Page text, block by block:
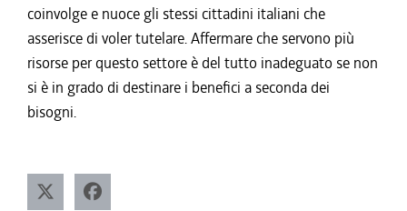
coinvolge e nuoce gli stessi cittadini italiani che
asserisce di voler tutelare. Affermare che servono più
risorse per questo settore è del tutto inadeguato se non
si è in grado di destinare i benefici a seconda dei
bisogni.